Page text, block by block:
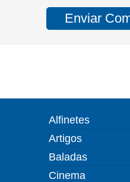
Alfinetes
Artigos
Baladas
Cinema